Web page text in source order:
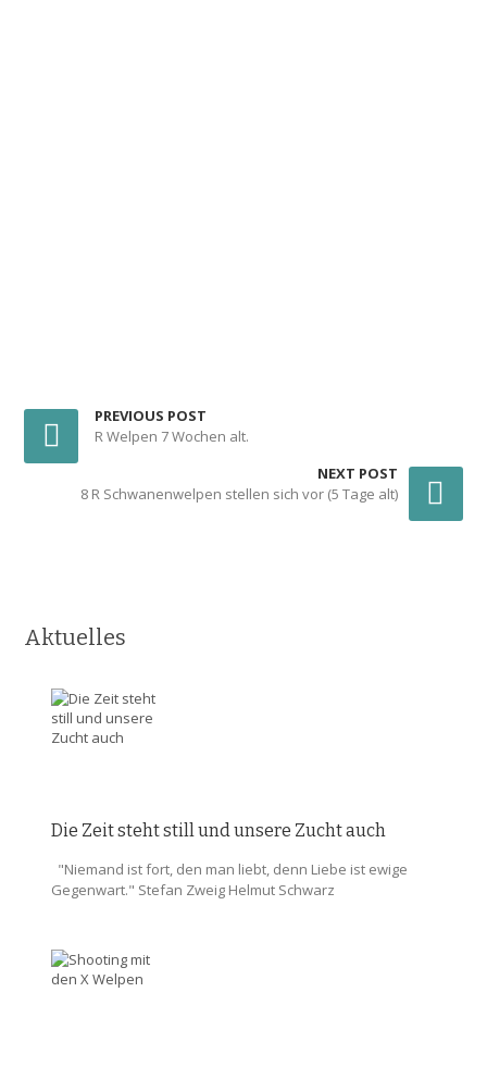
PREVIOUS POST
R Welpen 7 Wochen alt.
NEXT POST
8 R Schwanenwelpen stellen sich vor (5 Tage alt)
Aktuelles
Die Zeit steht still und unsere Zucht auch
"Niemand ist fort, den man liebt, denn Liebe ist ewige
Gegenwart." Stefan Zweig Helmut Schwarz